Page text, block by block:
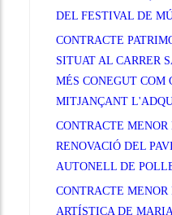
DEL FESTIVAL DE
CONTRACTE
SITUAT AL CARRER
MÉS CONEGUT COM
MITJANÇANT
CONTRACTE MENOR
RENOVACIÓ DEL
AUTONELL DE
CONTRACTE
ARTÍSTICA DE